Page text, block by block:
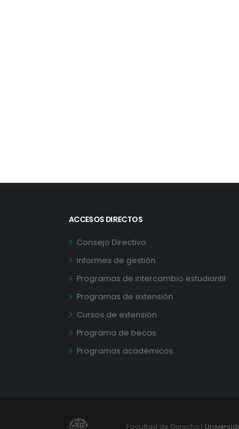
ACCESOS DIRECTOS
Consejo Directivo
Informes de gestión
Programas de intercambio estudiantil
Programas de extensión
Cursos de extensión
Programa de becas
Programas académicos
Facultad de Derecho |